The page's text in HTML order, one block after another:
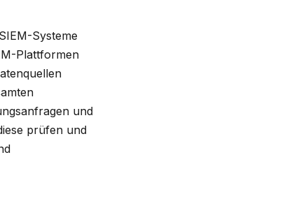
Systeme
Plattformen
und
prüfen und